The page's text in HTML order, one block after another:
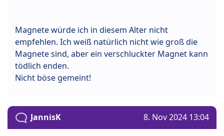
Magnete würde ich in diesem Alter nicht
empfehlen. Ich weiß natürlich nicht wie groß die
Magnete sind, aber ein verschluckter Magnet kann
tödlich enden.
Nicht böse gemeint!
JannisK 8. Nov 2024 13:04